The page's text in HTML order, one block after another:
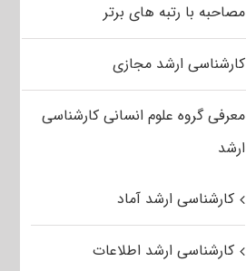
مصاحبه با رتبه های برتر
کارشناسی ارشد مجازی
معرفی گروه علوم انسانی کارشناسی
ارشد
کارشناسی ارشد آماد
کارشناسی ارشد اطلاعات